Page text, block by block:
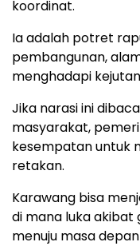
koordinat.
Ia adalah potret
pembangunan,
menghadapi
Jika narasi ini
masyarakat,
kesempatan untuk
retakan.
Karawang bisa
di mana luka akibat
menuju masa